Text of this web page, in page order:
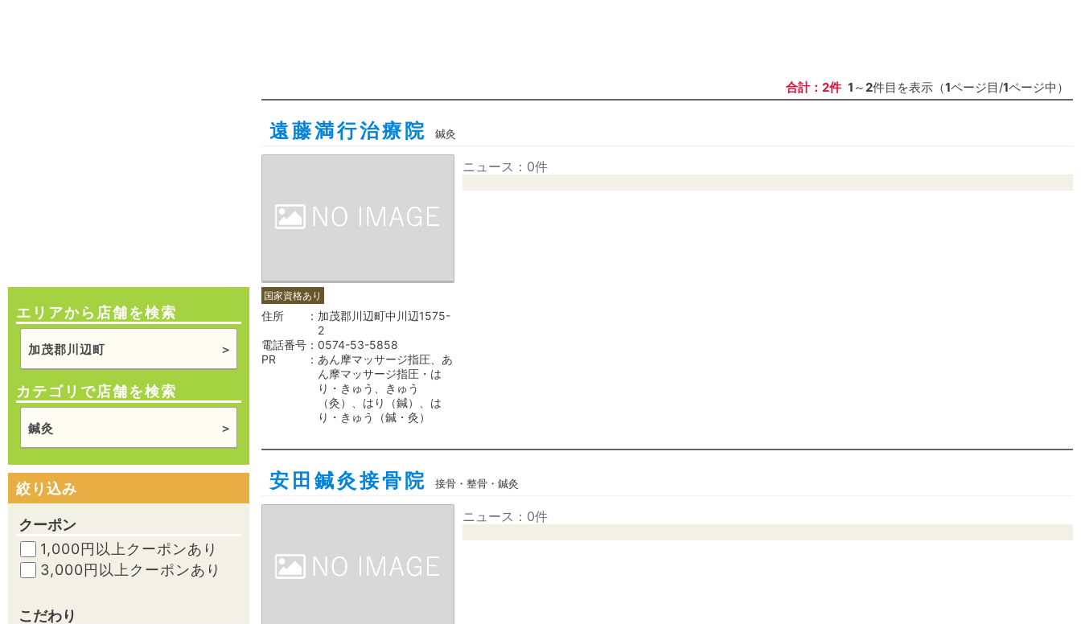
エリアから店舗を検索
加茂郡川辺町
カテゴリで店舗を検索
鍼灸
絞り込み
クーポン
1,000円以上クーポンあり
3,000円以上クーポンあり
こだわり
合計：2件 1 ～2件目を表示（1ページ目/1ページ中）
遠藤満行治療院 鍼灸
国家資格あり
住所
加茂郡川辺町中川辺1575-
2
電話番号
0574-53-5858
PR
あん摩マッサージ指圧、あ
ん摩マッサージ指圧・は
り・きゅう、きゅう
（灸）、はり（鍼）、は
り・きゅう（鍼・灸）
ニュース：0件
安田鍼灸接骨院 接骨・整骨・鍼灸
ニュース：0件